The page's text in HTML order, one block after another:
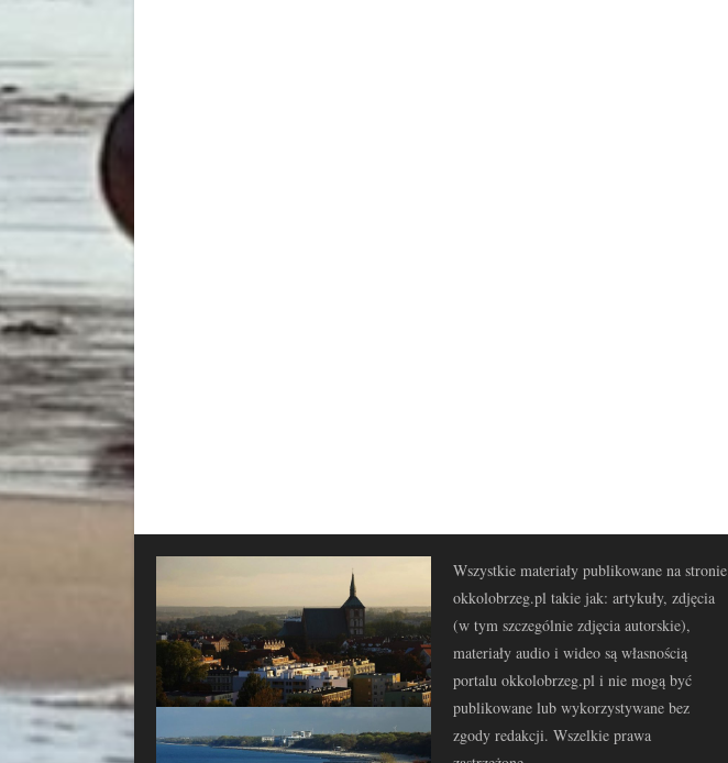
Wszystkie materiały publikowane na stronie
okkolobrzeg.pl takie jak: artykuły, zdjęcia
(w tym szczególnie zdjęcia autorskie),
materiały audio i wideo są własnością
portalu okkolobrzeg.pl i nie mogą być
publikowane lub wykorzystywane bez
zgody redakcji. Wszelkie prawa